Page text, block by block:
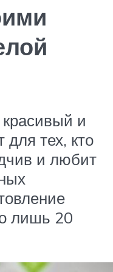
и
для тех, кто
и любит
лишь 20